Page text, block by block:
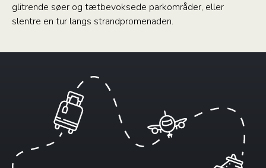
glitrende søer og tætbevoksede parkområder, eller
slentre en tur langs strandpromenaden.